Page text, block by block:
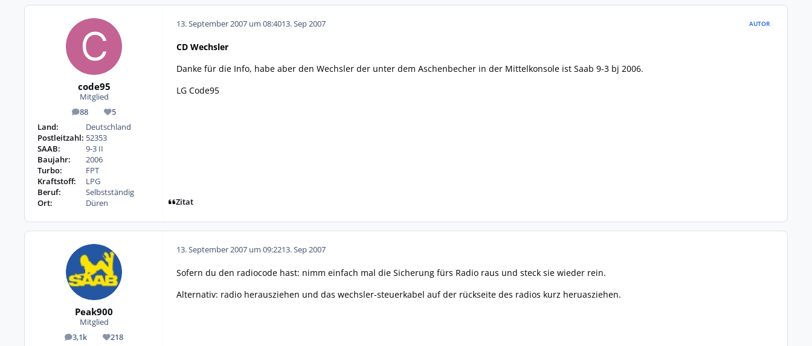
code95
Mitglied
88
Beiträge 5
Reputation
Land:
Deutschland
Postleitzahl: 52353
SAAB:
9-3 II
Baujahr:
2006
Turbo:
FPT
Kraftstoff:
LPG
Beruf:
Selbstständig
Ort:
Düren
13. September 2007 um 08:4013. Sep 2007 AUTOR
CD Wechsler
Danke für die Info, habe aber den Wechsler der unter dem Aschenbecher in der Mittelkonsole ist Saab 9-3 bj 2006.
LG Code95
Zitat
Peak900
Mitglied
3,1k
Beiträge 218
Reputation
13. September 2007 um 09:2213. Sep 2007
Sofern du den radiocode hast: nimm einfach mal die Sicherung fürs Radio raus und steck sie wieder rein.
Alternativ: radio herausziehen und das wechsler-steuerkabel auf der rückseite des radios kurz heruasziehen.